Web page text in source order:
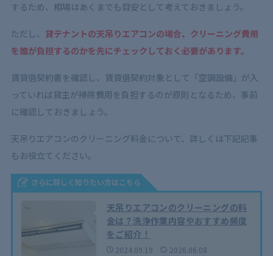
するため、相場はあくまでも目安として考えておきましょう。
ただし、 貸テナントの天吊りエアコンの場合、クリーニング費用
を誰が負担するのかを先にチェックしておく必要があります。
賃貸借契約書を確認し、賃貸借契約対象として「空調設備」が入
っていれば貸主が掃除費用を負担するのが原則となるため、事前
に確認しておきましょう。
天吊りエアコンのクリーニング料金について、詳しくは下記記事
もお役立てください。
さらに詳しく知りたい方はこちら
天吊りエアコンのクリーニングの料
金は？洗浄作業内容やおすすめ頻度
をご紹介！
2024.09.19 2026.06.08